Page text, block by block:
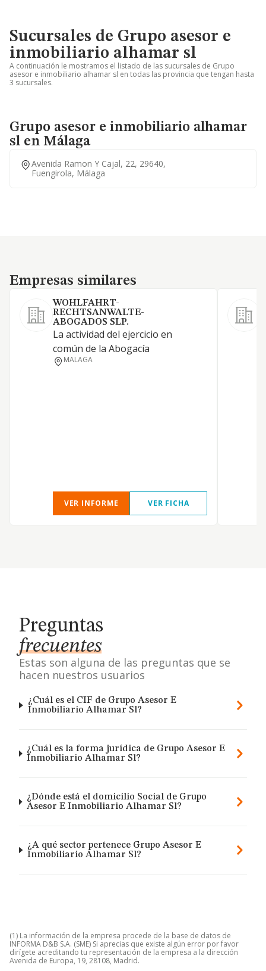
Sucursales de Grupo asesor e
inmobiliario alhamar sl
A continuación le mostramos el listado de las sucursales de Grupo
asesor e inmobiliario alhamar sl en todas las provincia que tengan hasta
3 sucursales.
Grupo asesor e inmobiliario alhamar
sl en Málaga
Avenida Ramon Y Cajal, 22, 29640,
Fuengirola, Málaga
Empresas similares
Empresas similares
WOHLFAHRT-
RECHTSANWALTE-
ABOGADOS SLP.
La actividad del ejercicio en
común de la Abogacía
MALAGA
VER INFORME VER FICHA
Preguntas
frecuentes
Estas son alguna de las preguntas que se
hacen nuestros usuarios
¿Cuál es el CIF de Grupo Asesor E
Inmobiliario Alhamar Sl?
¿Cuál es la forma jurídica de Grupo Asesor E
Inmobiliario Alhamar Sl?
¿Dónde está el domicilio Social de Grupo
Asesor E Inmobiliario Alhamar Sl?
¿A qué sector pertenece Grupo Asesor E
Inmobiliario Alhamar Sl?
(1) La información de la empresa procede de la base de datos de
INFORMA D&B S.A. (SME) Si aprecias que existe algún error por favor
dirígete acreditando tu representación de la empresa a la dirección
Avenida de Europa, 19, 28108, Madrid.